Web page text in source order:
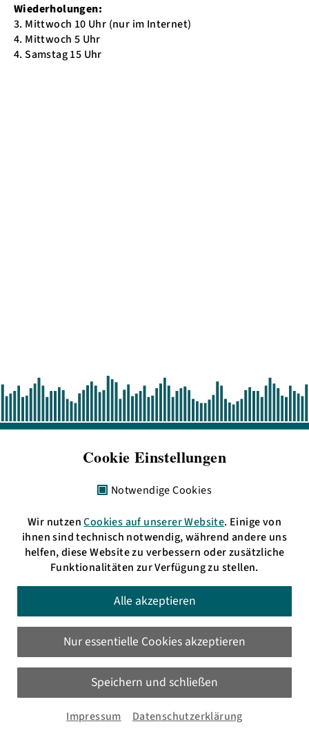
Wiederholungen:
3. Mittwoch 10 Uhr (nur im Internet)
4. Mittwoch 5 Uhr
4. Samstag 15 Uhr
Freies Radio Rhein-Neckar e. V.
68167 Mannheim
Impressum
info(at)bermudafunk.org
Bürozeiten:
Mo. 17:00 bis 19:00 Uhr
Di., Mi. & Do. 11:00 bis 13:00 Uhr
sowie nach Vereinbarung
Cookie Einstellungen
Notwendige Cookies
Wir nutzenCookies auf unserer Website. Einige von
ihnen sind technisch notwendig, während andere uns
helfen, diese Website zu verbessern oder zusätzliche
Funktionalitäten zur Verfügung zu stellen.
Alle akzeptieren
Nur essentielle Cookies akzeptieren
Speichern und schließen
Impressum Datenschutzerklärung